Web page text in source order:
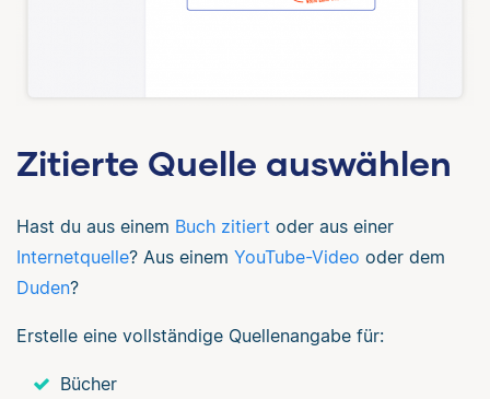
Zitierte Quelle auswählen
Hast du aus einem Buch zitiert oder aus einer
Internetquelle? Aus einem YouTube-Video oder dem
Duden?
Erstelle eine vollständige Quellenangabe für:
Bücher